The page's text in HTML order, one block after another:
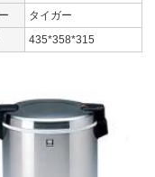
タイガー
435*358*315